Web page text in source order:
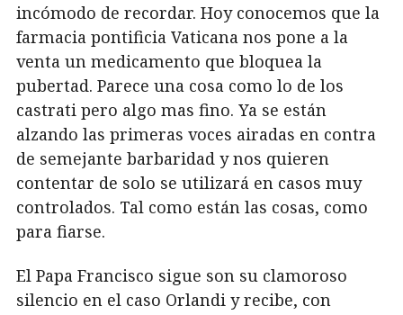
incómodo de recordar. Hoy conocemos que la
farmacia pontificia Vaticana nos pone a la
venta un medicamento que bloquea la
pubertad. Parece una cosa como lo de los
castrati pero algo mas fino. Ya se están
alzando las primeras voces airadas en contra
de semejante barbaridad y nos quieren
contentar de solo se utilizará en casos muy
controlados. Tal como están las cosas, como
para fiarse.
El Papa Francisco sigue son su clamoroso
silencio en el caso Orlandi y recibe, con